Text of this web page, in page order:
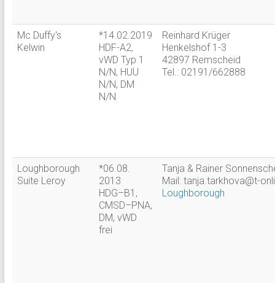
Mc Duffy's
Kelwin
*14.02.2019
HDF-A2,
vWD Typ 1
N/N, HUU
N/N, DM
N/N
Reinhard Krüger
Henkelshof 1-3
42897 Remscheid
Tel.: 02191/662888
Loughborough
Suite Leroy
*06.08.
2013
HDG–B1,
CMSD–PNA,
DM, vWD
frei
Tanja & Rainer
Mail: tanja.tarkhova@t-
Loughborough